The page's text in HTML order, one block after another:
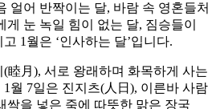
얼어 반짝이는 달, 바람 속 영혼들처
눈 녹일 힘이 없는 달, 짐승들이
1월은 ‘인사하는 달’입니다.
睦月), 서로 왕래하며 화목하게 사는
월 7일은 진지츠(人日), 이른바 사람
싹을 넣은 죽에 따뜻한 맑은 장국